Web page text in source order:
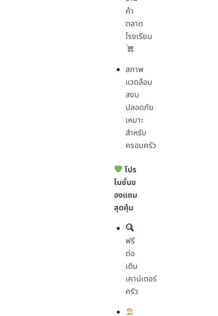
ค้า
ตลาด
โรงเรียน
สภาพ
แวดล้อม
สงบ
ปลอดภัย
เหมาะ
สำหรับ
ครอบครัว
โปร
โมชั่นข
องแถม
สุดคุ้ม
ฟรี
ต่อ
เติม
เคาน์เตอร์
ครัว